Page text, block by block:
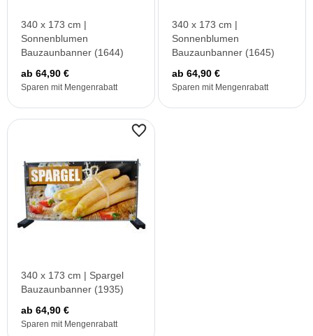
340 x 173 cm |
Sonnenblumen
Bauzaunbanner (1644)
ab 64,90 €
Sparen mit Mengenrabatt
340 x 173 cm |
Sonnenblumen
Bauzaunbanner (1645)
ab 64,90 €
Sparen mit Mengenrabatt
340 x 173 cm | Spargel
Bauzaunbanner (1935)
ab 64,90 €
Sparen mit Mengenrabatt